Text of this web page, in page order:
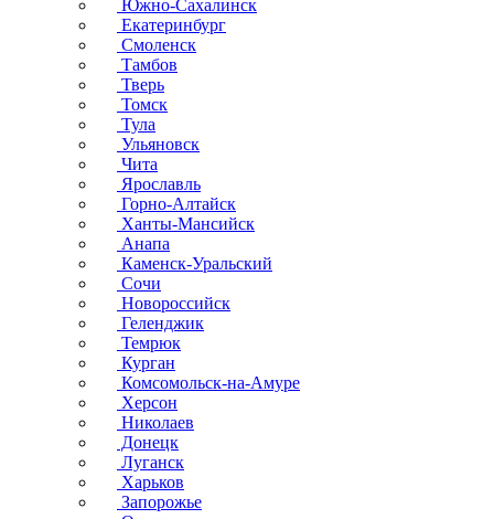
Южно-Сахалинск
Екатеринбург
Смоленск
Тамбов
Тверь
Томск
Тула
Ульяновск
Чита
Ярославль
Горно-Алтайск
Ханты-Мансийск
Анапа
Каменск-Уральский
Сочи
Новороссийск
Геленджик
Темрюк
Курган
Комсомольск-на-Амуре
Херсон
Николаев
Донецк
Луганск
Харьков
Запорожье